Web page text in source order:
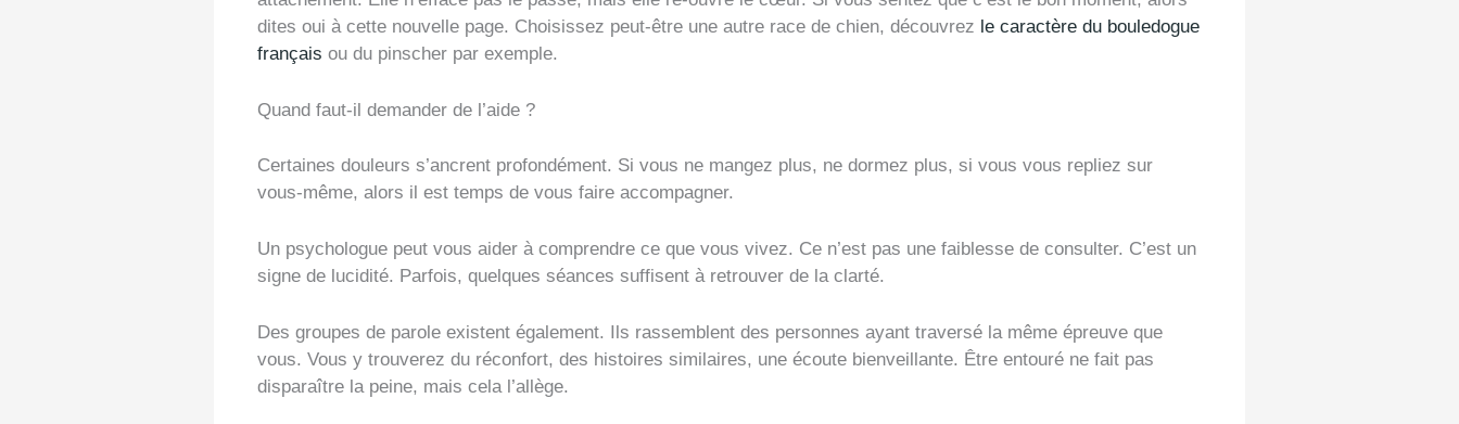
dites oui à cette nouvelle page. Choisissez peut-être une autre race de chien, découvrez le caractère du bouledogue
français ou du pinscher par exemple.
Quand faut-il demander de l’aide ?
Certaines douleurs s’ancrent profondément. Si vous ne mangez plus, ne dormez plus, si vous vous repliez sur
vous-même, alors il est temps de vous faire accompagner.
Un psychologue peut vous aider à comprendre ce que vous vivez. Ce n’est pas une faiblesse de consulter. C’est un
signe de lucidité. Parfois, quelques séances suffisent à retrouver de la clarté.
Des groupes de parole existent également. Ils rassemblent des personnes ayant traversé la même épreuve que
vous. Vous y trouverez du réconfort, des histoires similaires, une écoute bienveillante. Être entouré ne fait pas
disparaître la peine, mais cela l’allège.